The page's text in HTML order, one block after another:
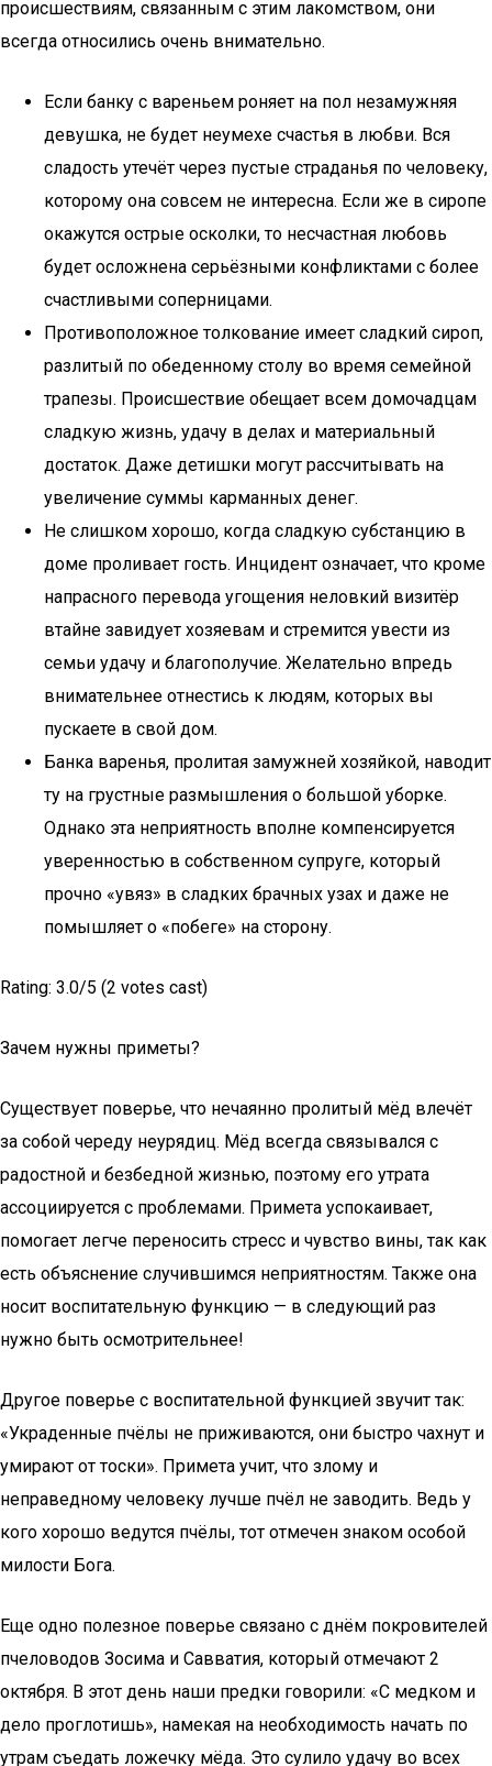
происшествиям, связанным с этим лакомством, они
всегда относились очень внимательно.
Если банку с вареньем роняет на пол незамужняя
девушка, не будет неумехе счастья в любви. Вся
сладость утечёт через пустые страданья по человеку,
которому она совсем не интересна. Если же в сиропе
окажутся острые осколки, то несчастная любовь
будет осложнена серьёзными конфликтами с более
счастливыми соперницами.
Противоположное толкование имеет сладкий сироп,
разлитый по обеденному столу во время семейной
трапезы. Происшествие обещает всем домочадцам
сладкую жизнь, удачу в делах и материальный
достаток. Даже детишки могут рассчитывать на
увеличение суммы карманных денег.
Не слишком хорошо, когда сладкую субстанцию в
доме проливает гость. Инцидент означает, что кроме
напрасного перевода угощения неловкий визитёр
втайне завидует хозяевам и стремится увести из
семьи удачу и благополучие. Желательно впредь
внимательнее отнестись к людям, которых вы
пускаете в свой дом.
Банка варенья, пролитая замужней хозяйкой, наводит
ту на грустные размышления о большой уборке.
Однако эта неприятность вполне компенсируется
уверенностью в собственном супруге, который
прочно «увяз» в сладких брачных узах и даже не
помышляет о «побеге» на сторону.
Rating: 3.0/5 (2 votes cast)
Зачем нужны приметы?
Существует поверье, что нечаянно пролитый мёд влечёт
за собой череду неурядиц. Мёд всегда связывался с
радостной и безбедной жизнью, поэтому его утрата
ассоциируется с проблемами. Примета успокаивает,
помогает легче переносить стресс и чувство вины, так как
есть объяснение случившимся неприятностям. Также она
носит воспитательную функцию — в следующий раз
нужно быть осмотрительнее!
Другое поверье с воспитательной функцией звучит так:
«Украденные пчёлы не приживаются, они быстро чахнут и
умирают от тоски». Примета учит, что злому и
неправедному человеку лучше пчёл не заводить. Ведь у
кого хорошо ведутся пчёлы, тот отмечен знаком особой
милости Бога.
Еще одно полезное поверье связано с днём покровителей
пчеловодов Зосима и Савватия, который отмечают 2
октября. В этот день наши предки говорили: «С медком и
дело проглотишь», намекая на необходимость начать по
утрам съедать ложечку мёда. Это сулило удачу во всех